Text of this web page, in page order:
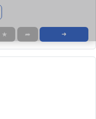
★ ➦ ➜